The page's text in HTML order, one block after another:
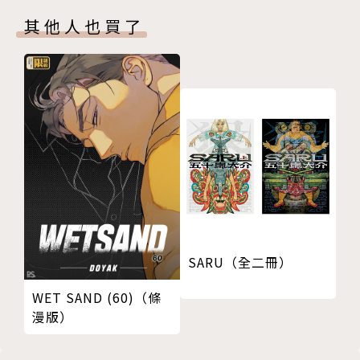
其他人也買了
WET SAND (60)（條
漫版）
SARU（全二冊）